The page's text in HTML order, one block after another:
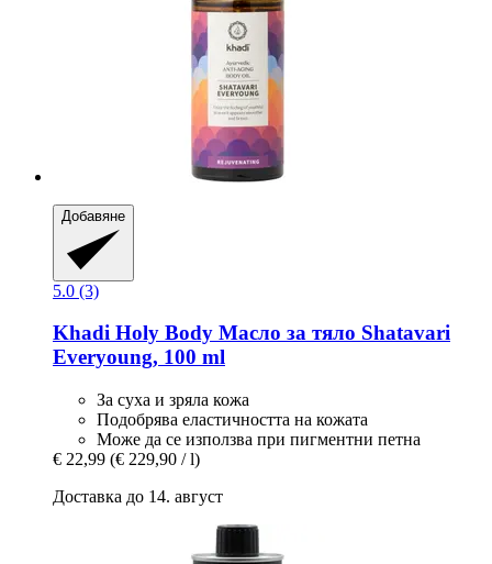
Добавяне
5.0 (3)
Khadi Holy Body Масло за тяло Shatavari
Everyoung, 100 ml
За суха и зряла кожа
Подобрява еластичността на кожата
Може да се използва при пигментни петна
€ 22,99 (€ 229,90 / l)
Доставка до 14. август